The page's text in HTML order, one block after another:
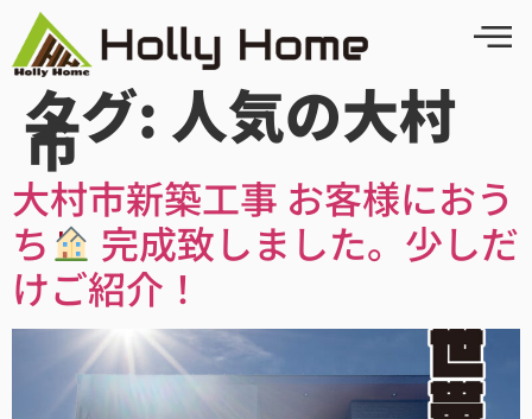
タグ: 人気の大村
市
大村市新築工事 お客様におう
ち
完成致しました。少しだ
けご紹介！